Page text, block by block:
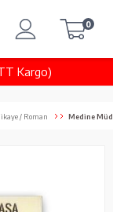
Kargo)
0
/ Roman Medine